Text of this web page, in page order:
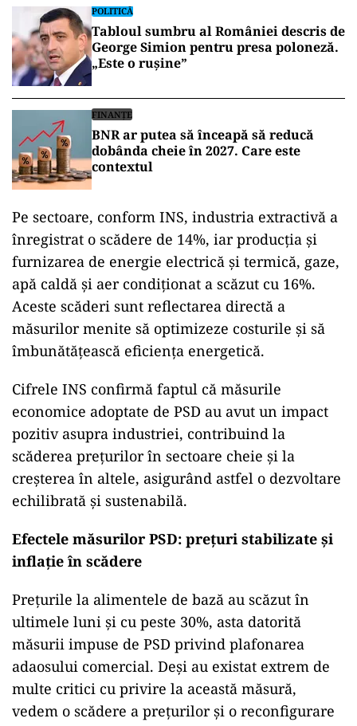
POLITICĂ
Tabloul sumbru al României descris de
George Simion pentru presa poloneză.
„Este o rușine”
FINANȚE
BNR ar putea să înceapă să reducă
dobânda cheie în 2027. Care este
contextul
Pe sectoare, conform INS, industria extractivă a
înregistrat o scădere de 14%, iar producția și
furnizarea de energie electrică și termică, gaze,
apă caldă și aer condiționat a scăzut cu 16%.
Aceste scăderi sunt reflectarea directă a
măsurilor menite să optimizeze costurile și să
îmbunătățească eficiența energetică.
Cifrele INS confirmă faptul că măsurile
economice adoptate de PSD au avut un impact
pozitiv asupra industriei, contribuind la
scăderea prețurilor în sectoare cheie și la
creșterea în altele, asigurând astfel o dezvoltare
echilibrată și sustenabilă.
Efectele măsurilor PSD: prețuri stabilizate și
inflație în scădere
Prețurile la alimentele de bază au scăzut în
ultimele luni și cu peste 30%, asta datorită
măsurii impuse de PSD privind plafonarea
adaosului comercial. Deși au existat extrem de
multe critici cu privire la această măsură,
vedem o scădere a prețurilor și o reconfigurare